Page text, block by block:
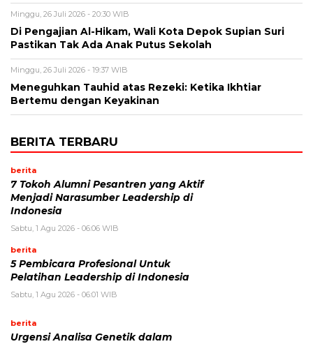
Minggu, 26 Juli 2026 - 20:30 WIB
Di Pengajian Al-Hikam, Wali Kota Depok Supian Suri
Pastikan Tak Ada Anak Putus Sekolah
Minggu, 26 Juli 2026 - 19:37 WIB
Meneguhkan Tauhid atas Rezeki: Ketika Ikhtiar
Bertemu dengan Keyakinan
BERITA TERBARU
berita
7 Tokoh Alumni Pesantren yang Aktif
Menjadi Narasumber Leadership di
Indonesia
Sabtu, 1 Agu 2026 - 06:06 WIB
berita
5 Pembicara Profesional Untuk
Pelatihan Leadership di Indonesia
Sabtu, 1 Agu 2026 - 06:01 WIB
berita
Urgensi Analisa Genetik dalam